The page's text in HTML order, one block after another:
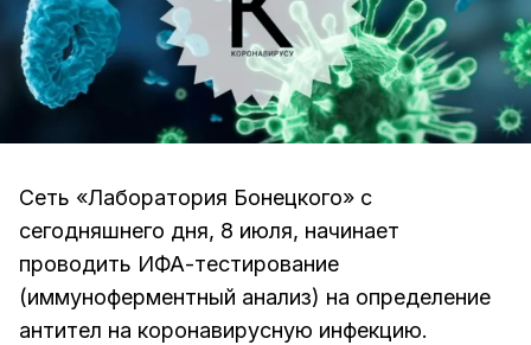
Сеть «Лаборатория Бонецкого» с
сегодняшнего дня, 8 июля, начинает
проводить ИФА-тестирование
(иммуноферментный анализ) на определение
антител на коронавирусную инфекцию.